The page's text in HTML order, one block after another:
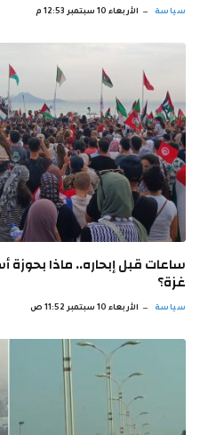
سياسة الأربعاء 10 سبتمبر 12:53 م
ساعات قبل إبحاره.. ماذا
غزة؟
سياسة الأربعاء 10 سبتمبر 11:52 ص